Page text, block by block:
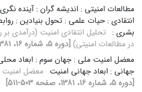
مطالعات امنیتی : اندیشه گران : آینده
انتقادی : حیات علمی : تحول بنیادین :
بشری : تحلیل‌ انتقادی‌ امنیت‌ (درآمدی‌
در مطالعات‌ امنیتی‌) [دوره 5، شماره 16، 1381، صفحه 337-357]
معضل امنیت ملی : جهان سوم : ابعاد
جهانی : ابعاد جهانی امنیت معضل‌ امنیت‌
[دوره 5، شماره 16، 1381، صفحه 503-511]